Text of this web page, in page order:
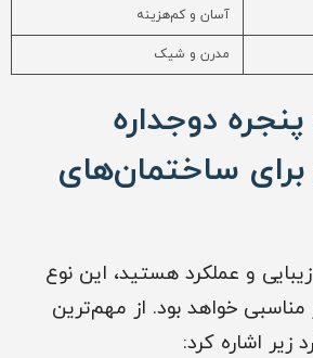
آسان و کم‌هزینه
مدرن و شیک
دوجداره
برای ساختمان‌های
و عملکرد هستید، این نوع
مناسبی خواهد بود. از مهم‌ترین
زیر اشاره کرد: